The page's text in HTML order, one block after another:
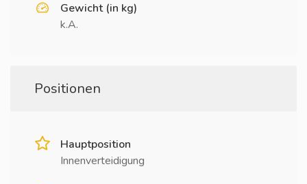
Gewicht (in kg)
k.A.
Positionen
Hauptposition
Innenverteidigung